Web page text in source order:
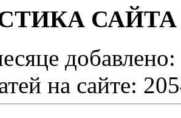
САЙТА
на сайте: